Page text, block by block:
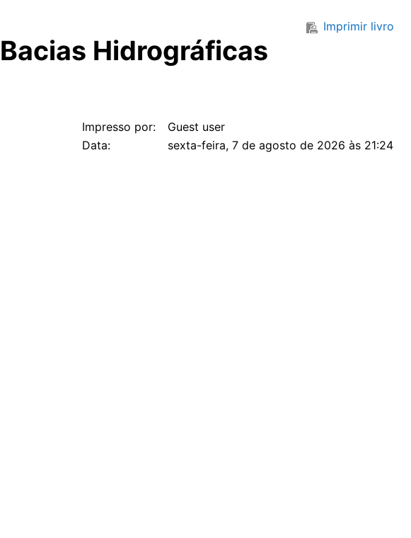
Imprimir livro
Hidrográficas
Impresso por:
Guest user
Data:
sexta-feira, 7 de agosto de 2026 às 21:24